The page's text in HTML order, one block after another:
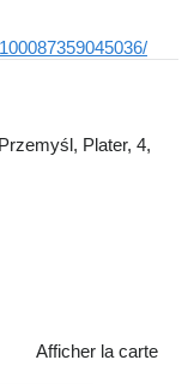
Plater, 4,
Afficher la carte